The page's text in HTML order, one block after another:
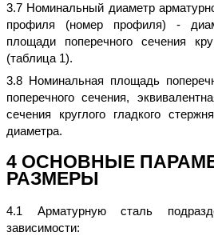
3.7 Номинальный диаметр
профиля (номер профиля) -
площади поперечного сечения
(таблица 1).
3.8 Номинальная площадь
поперечного сечения,
сечения круглого гладкого
диаметра.
4 ОСНОВНЫЕ
РАЗМЕРЫ
4.1 Арматурную сталь
зависимости: